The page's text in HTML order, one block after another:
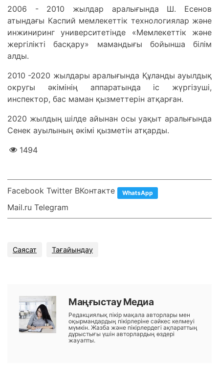
2006 - 2010 жылдар аралығында Ш. Есенов
атындағы Каспий мемлекеттік технологиялар және
инжиниринг университетінде «Мемлекеттік және
жергілікті басқару» мамандығы бойынша білім
алды.
2010 -2020 жылдары аралығында Құланды ауылдық
округы әкімінің аппаратында іс жүргізуші,
инспектор, бас маман қызметтерін атқарған.
2020 жылдың шілде айынан осы уақыт аралығында
Сенек ауылының әкімі қызметін атқарды.
1494
Facebook Twitter ВКонтакте WhatsApp
Mail.ru Telegram
Саясат Тағайындау
Маңғыстау Медиа
Редакциялық пікір мақала авторлары мен
оқырмандардың пікірлеріне сәйкес келмеуі
мүмкін. Жазба және пікірлердегі ақпараттың
дұрыстығы үшін авторлардың өздері
жауапты.